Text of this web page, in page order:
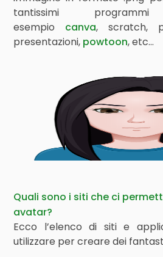
tantissimi
esempio canva, scratch,
presentazioni, powtoon, etc…
Quali sono i siti che ci
avatar?
Ecco l’elenco di siti e
utilizzare per creare dei